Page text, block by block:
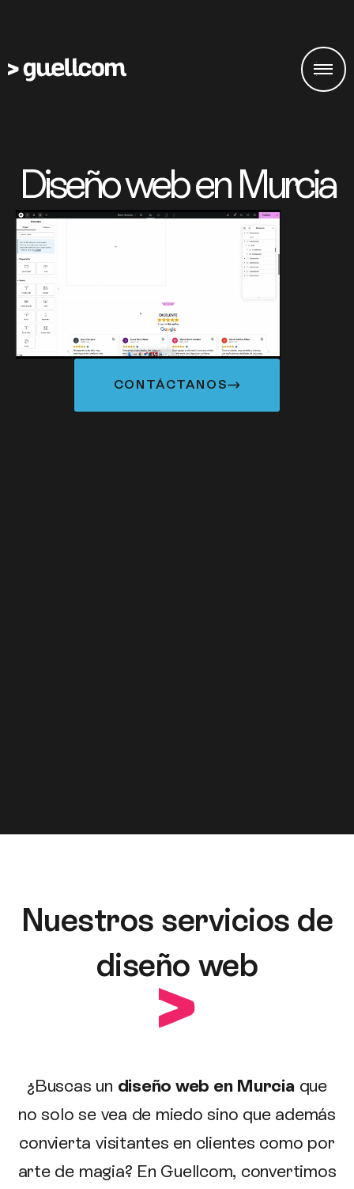
Diseño web en Murcia
CONTÁCTANOS
Nuestros servicios de
diseño web
¿Buscas un diseño web en Murciaque
no solo se vea de miedo sino que además
convierta visitantes en clientes como por
arte de magia? En Guellcom, convertimos